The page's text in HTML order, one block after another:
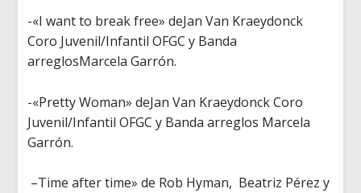
-«I want to break free»deJan Van Kraeydonck
Coro Juvenil/Infantil OFGC y Banda
arreglosMarcelaGarrón.
-«Pretty Woman»deJan Van KraeydonckCoro
Juvenil/Infantil OFGC y Bandaarreglos Marcela
Garrón.
–Time after time» de Rob Hyman, Beatriz Pérez y